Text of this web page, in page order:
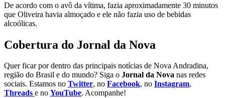
De acordo com o avô da vítima, fazia aproximadamente 30 minutos
que Oliveira havia almoçado e ele não fazia uso de bebidas
alcoólicas.
Cobertura do Jornal da Nova
Quer ficar por dentro das principais notícias de Nova Andradina,
região do Brasil e do mundo? Siga o Jornal da Nova nas redes
sociais. Estamos no Twitter, no Facebook, no Instagram,
Threads e no YouTube. Acompanhe!